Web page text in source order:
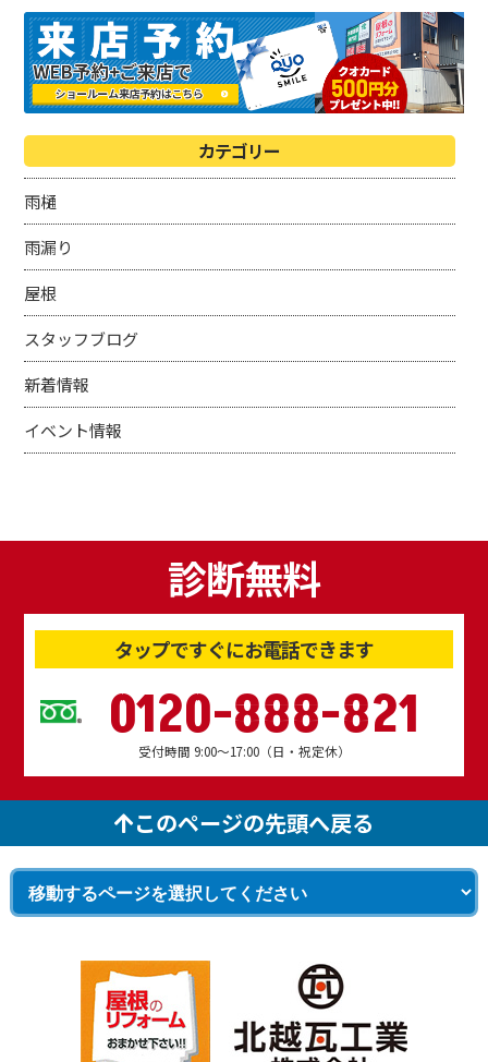
カテゴリー
雨樋
雨漏り
屋根
スタッフブログ
新着情報
イベント情報
診断無料
タップですぐにお電話できます
0120-888-821
受付時間 9:00～17:00（日・祝定休）
このページの先頭へ戻る